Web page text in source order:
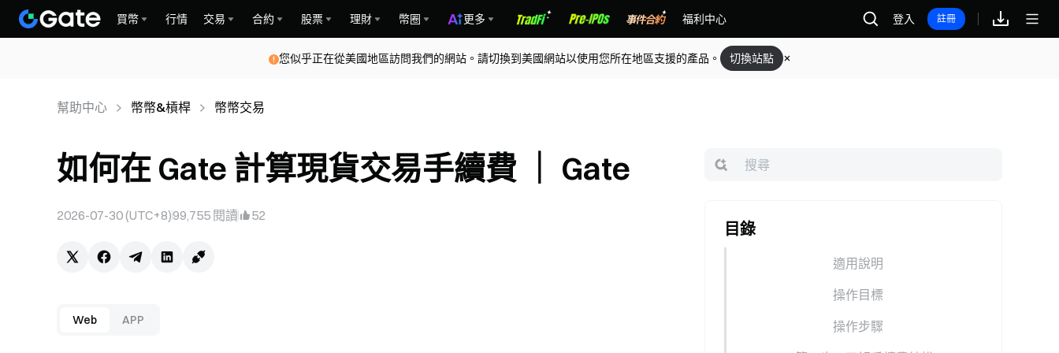
買幣 行情 交易 合約 股票 理財 幣圈 更多 福利中心 登入 註冊
您似乎正在從美國地區訪問我們的網站。請切換到美國網站以使用您所在地區支援的產品。 切換站點
幫助中心 幣幣&槓桿 幣幣交易
如何在 Gate 計算現貨交易手續費 ｜ Gate
2026-07-30 (UTC+8)99,755 閱讀 52
Web APP
目錄
適用說明
操作目標
操作步驟